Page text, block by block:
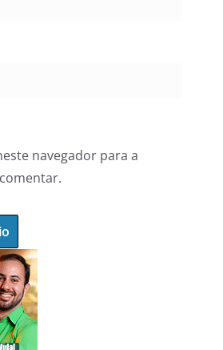
navegador para a